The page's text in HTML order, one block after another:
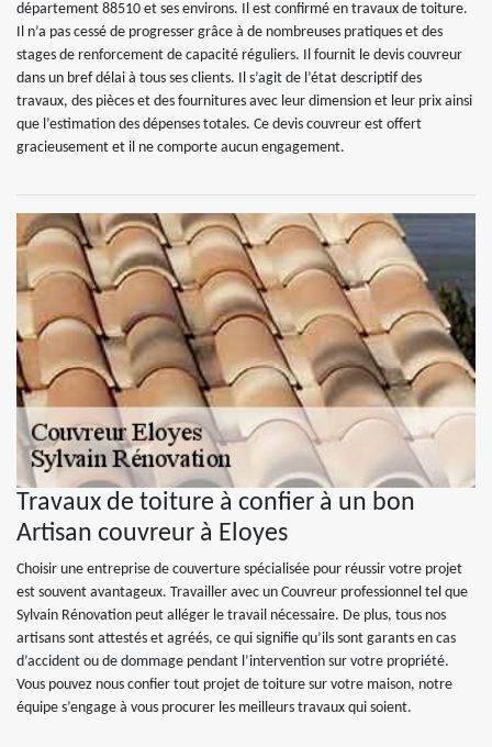
département 88510 et ses environs. Il est confirmé en travaux de toiture.
Il n’a pas cessé de progresser grâce à de nombreuses pratiques et des
stages de renforcement de capacité réguliers. Il fournit le devis couvreur
dans un bref délai à tous ses clients. Il s’agit de l’état descriptif des
travaux, des pièces et des fournitures avec leur dimension et leur prix ainsi
que l’estimation des dépenses totales. Ce devis couvreur est offert
gracieusement et il ne comporte aucun engagement.
Travaux de toiture à confier à un bon
Artisan couvreur à Eloyes
Choisir une entreprise de couverture spécialisée pour réussir votre projet
est souvent avantageux. Travailler avec un Couvreur professionnel tel que
Sylvain Rénovation peut alléger le travail nécessaire. De plus, tous nos
artisans sont attestés et agréés, ce qui signifie qu’ils sont garants en cas
d’accident ou de dommage pendant l’intervention sur votre propriété.
Vous pouvez nous confier tout projet de toiture sur votre maison, notre
équipe s’engage à vous procurer les meilleurs travaux qui soient.